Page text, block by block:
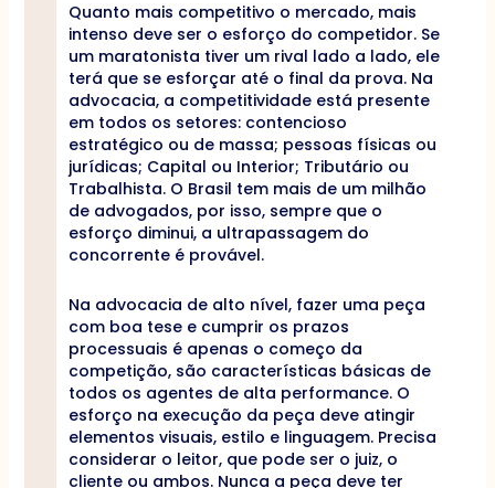
Quanto mais competitivo o mercado, mais
intenso deve ser o esforço do competidor. Se
um maratonista tiver um rival lado a lado, ele
terá que se esforçar até o final da prova. Na
advocacia, a competitividade está presente
em todos os setores: contencioso
estratégico ou de massa; pessoas físicas ou
jurídicas; Capital ou Interior; Tributário ou
Trabalhista. O Brasil tem mais de um milhão
de advogados, por isso, sempre que o
esforço diminui, a ultrapassagem do
concorrente é provável.
Na advocacia de alto nível, fazer uma peça
com boa tese e cumprir os prazos
processuais é apenas o começo da
competição, são características básicas de
todos os agentes de alta performance. O
esforço na execução da peça deve atingir
elementos visuais, estilo e linguagem. Precisa
considerar o leitor, que pode ser o juiz, o
cliente ou ambos. Nunca a peça deve ter